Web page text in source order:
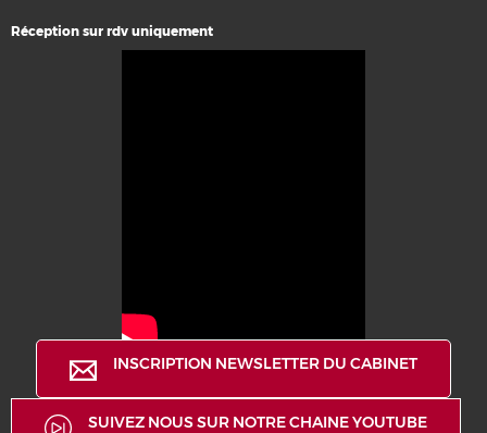
Réception sur rdv uniquement
INSCRIPTION NEWSLETTER DU CABINET
SUIVEZ NOUS SUR NOTRE CHAINE YOUTUBE